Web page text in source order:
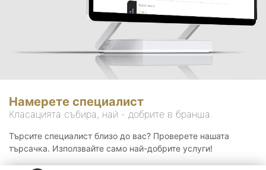
Намерете специалист
Класацията събира, най - добрите в бранша.
Търсите специалист близо до вас? Проверете нашата
търсачка. Използвайте само най-добрите услуги!